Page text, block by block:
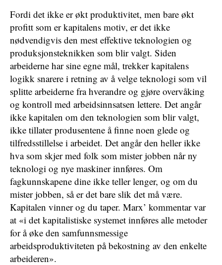
Fordi det ikke er økt produktivitet, men bare økt
profitt som er kapitalens motiv, er det ikke
nødvendigvis den mest effektive teknologien og
produksjonsteknikken som blir valgt. Siden
arbeiderne har sine egne mål, trekker kapitalens
logikk snarere i retning av å velge teknologi som vil
splitte arbeiderne fra hverandre og gjøre overvåking
og kontroll med arbeidsinnsatsen lettere. Det angår
ikke kapitalen om den teknologien som blir valgt,
ikke tillater produsentene å finne noen glede og
tilfredsstillelse i arbeidet. Det angår den heller ikke
hva som skjer med folk som mister jobben når ny
teknologi og nye maskiner innføres. Om
fagkunnskapene dine ikke teller lenger, og om du
mister jobben, så er det bare slik det må være.
Kapitalen vinner og du taper. Marx’ kommentar var
at «i det kapitalistiske systemet innføres alle metoder
for å øke den samfunnsmessige
arbeidsproduktiviteten på bekostning av den enkelte
arbeideren».